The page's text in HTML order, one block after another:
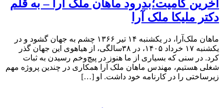
آخرین کامیت؛بدرود ماهان ملک آرا – به قلم
دکتر ملیکا ملک آرا
ماهان ملک‌آرا، در یکشنبه ۱۴ تیر ۱۳۶۶ چشم به جهان گشود و در
یکشنبه ۱۷ خرداد ۱۴۰۵، در ۳۸سالگی، از هیاهوی این جهان گذر
کرد. در سنی که بسیاری از ما هنوز در پیچ‌وخم رسیدن به ثبات
شغلی هستیم، مهندس ماهان ملک آرا همکاری در چندین پروژه مهم
زیرساختی را در کارنامه خود داشت. او […]